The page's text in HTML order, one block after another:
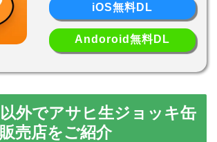
iOS無料DL
Andoroid無料DL
外でアサヒ生ジョッキ缶
売店をご紹介